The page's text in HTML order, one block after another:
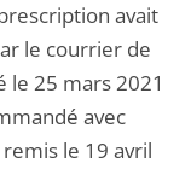
avait
le courrier de
le 25 mars 2021
avec
le 19 avril